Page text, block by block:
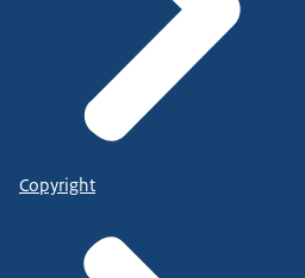
Copyright